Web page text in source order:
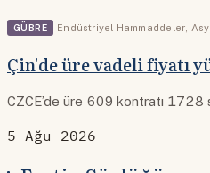
GÜBRE Endüstriyel Hammaddeler
Çin'de üre vadeli fiyatı
CZCE’de üre 609 kontratı 1728
5 Ağu 2026